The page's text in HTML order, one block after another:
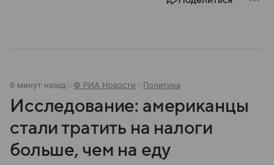
6 минут назад © РИА Новости Политика
Исследование: американцы
стали тратить на налоги
больше, чем на еду